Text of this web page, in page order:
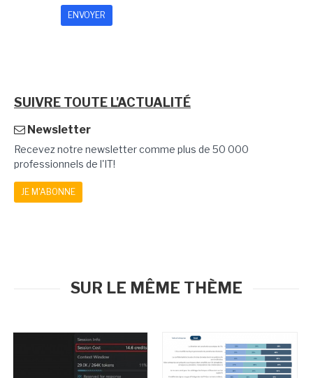
SUIVRE TOUTE L'ACTUALITÉ
Newsletter
Recevez notre newsletter comme plus de 50 000
professionnels de l'IT!
JE M'ABONNE
SUR LE MÊME THÈME